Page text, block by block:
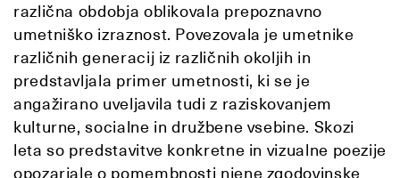
različna obdobja oblikovala prepoznavno
umetniško izraznost. Povezovala je umetnike
različnih generacij iz različnih okoljih in
predstavljala primer umetnosti, ki se je
angažirano uveljavila tudi z raziskovanjem
kulturne, socialne in družbene vsebine. Skozi
leta so predstavitve konkretne in vizualne poezije
opozarjale o pomembnosti njene zgodovinske